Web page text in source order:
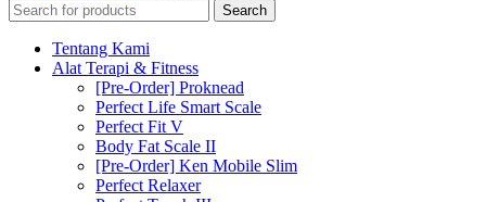
Search
Tentang Kami
Alat Terapi & Fitness
[Pre-Order] Proknead
Perfect Life Smart Scale
Perfect Fit V
Body Fat Scale II
[Pre-Order] Ken Mobile Slim
Perfect Relaxer